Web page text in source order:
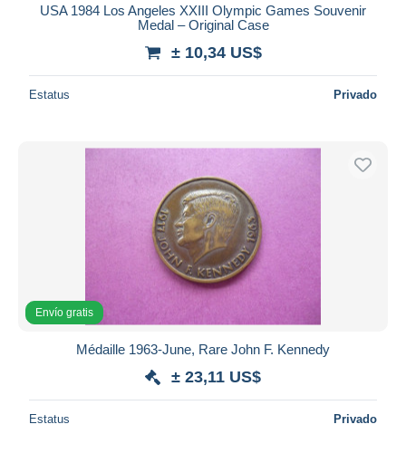
USA 1984 Los Angeles XXIII Olympic Games Souvenir
Medal – Original Case
± 10,34 US$
Estatus Privado
Envío gratis
Médaille 1963-June, Rare John F. Kennedy
± 23,11 US$
Estatus Privado